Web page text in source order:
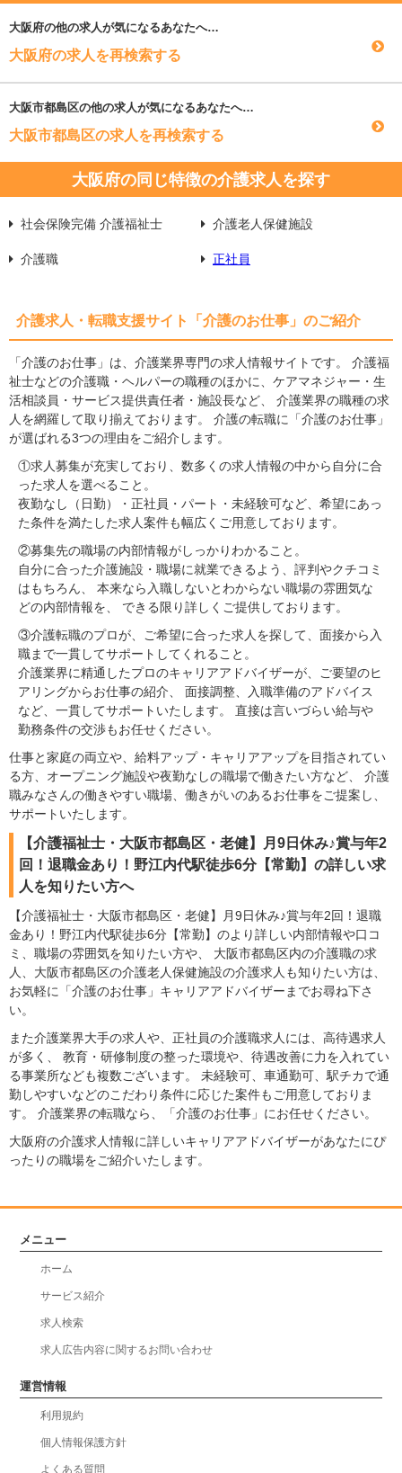
大阪府の他の求人が気になるあなたへ…
大阪府の求人を再検索する
大阪市都島区の他の求人が気になるあなたへ…
大阪市都島区の求人を再検索する
大阪府の同じ特徴の介護求人を探す
社会保険完備 介護福祉士 介護老人保健施設
介護職 正社員
介護求人・転職支援サイト「介護のお仕事」のご紹介
「介護のお仕事」は、介護業界専門の求人情報サイトです。 介護福
祉士などの介護職・ヘルパーの職種のほかに、ケアマネジャー・生
活相談員・サービス提供責任者・施設長など、 介護業界の職種の求
人を網羅して取り揃えております。 介護の転職に「介護のお仕事」
が選ばれる3つの理由をご紹介します。
①求人募集が充実しており、数多くの求人情報の中から自分に合
った求人を選べること。
夜勤なし（日勤）・正社員・パート・未経験可など、希望にあっ
た条件を満たした求人案件も幅広くご用意しております。
②募集先の職場の内部情報がしっかりわかること。
自分に合った介護施設・職場に就業できるよう、評判やクチコミ
はもちろん、 本来なら入職しないとわからない職場の雰囲気な
どの内部情報を、 できる限り詳しくご提供しております。
③介護転職のプロが、ご希望に合った求人を探して、面接から入
職まで一貫してサポートしてくれること。
介護業界に精通したプロのキャリアアドバイザーが、ご要望のヒ
アリングからお仕事の紹介、 面接調整、入職準備のアドバイス
など、一貫してサポートいたします。 直接は言いづらい給与や
勤務条件の交渉もお任せください。
仕事と家庭の両立や、給料アップ・キャリアアップを目指されてい
る方、オープニング施設や夜勤なしの職場で働きたい方など、 介護
職みなさんの働きやすい職場、働きがいのあるお仕事をご提案し、
サポートいたします。
【介護福祉士・大阪市都島区・老健】月9日休み♪賞与年2
回！退職金あり！野江内代駅徒歩6分【常勤】の詳しい求
人を知りたい方へ
【介護福祉士・大阪市都島区・老健】月9日休み♪賞与年2回！退職
金あり！野江内代駅徒歩6分【常勤】のより詳しい内部情報や口コ
ミ、職場の雰囲気を知りたい方や、 大阪市都島区内の介護職の求
人、大阪市都島区の介護老人保健施設の介護求人も知りたい方は、
お気軽に「介護のお仕事」キャリアアドバイザーまでお尋ね下さ
い。
また介護業界大手の求人や、正社員の介護職求人には、高待遇求人
が多く、 教育・研修制度の整った環境や、待遇改善に力を入れてい
る事業所なども複数ございます。 未経験可、車通勤可、駅チカで通
勤しやすいなどのこだわり条件に応じた案件もご用意しておりま
す。 介護業界の転職なら、「介護のお仕事」にお任せください。
大阪府の介護求人情報に詳しいキャリアアドバイザーがあなたにぴ
ったりの職場をご紹介いたします。
メニュー
ホーム
サービス紹介
求人検索
求人広告内容に関するお問い合わせ
運営情報
利用規約
個人情報保護方針
よくある質問